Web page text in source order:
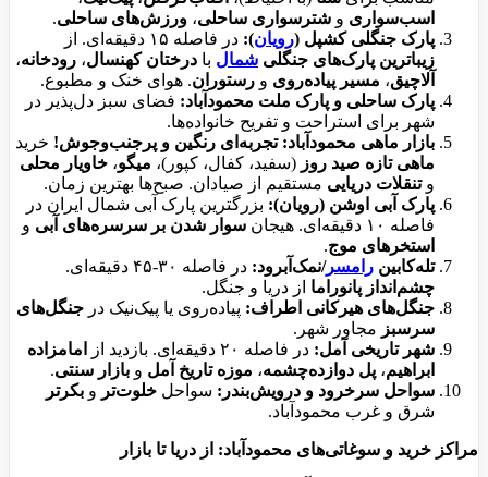
اسب‌سواری و شترسواری ساحلی، ورزش‌های ساحلی.
پارک جنگلی کشپل (رویان): در فاصله ۱۵ دقیقه‌ای. از
زیباترین پارک‌های جنگلی شمال با درختان کهنسال، رودخانه،
آلاچیق، مسیر پیاده‌روی و رستوران. هوای خنک و مطبوع.
پارک ساحلی و پارک ملت محمودآباد: فضای سبز دل‌پذیر در
شهر برای استراحت و تفریح خانواده‌ها.
بازار ماهی محمودآباد: تجربه‌ای رنگین و پرجنب‌وجوش! خرید
ماهی تازه صید روز (سفید، کفال، کپور)، میگو، خاویار محلی
وتنقلات دریایی مستقیم از صیادان. صبح‌ها بهترین زمان.
پارک آبی اوشن (رویان): بزرگترین پارک آبی شمال ایران در
فاصله ۱۰ دقیقه‌ای. هیجان
سوار شدن بر سرسره‌های آبی و
استخرهای موج.
تله‌کابین رامسر/نمک‌آبرود: در فاصله ۳۰-۴۵ دقیقه‌ای.
چشم‌انداز پانوراما از دریا و جنگل.
جنگل‌های هیرکانی اطراف: پیاده‌روی یا پیک‌نیک در جنگل‌های
سرسبز مجاور شهر.
شهر تاریخی آمل: در فاصله ۲۰ دقیقه‌ای. بازدید از
امامزاده
ابراهیم، پل دوازده‌چشمه، موزه تاریخ آمل و بازار سنتی.
سواحل سرخرود و درویش‌بندر: سواحل خلوت‌تر و بکرتر
شرق و غرب محمودآباد.
مراکز خرید و سوغاتی‌های محمودآباد: از دریا تا بازار